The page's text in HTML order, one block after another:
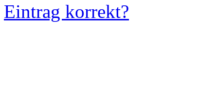
Eintrag korrekt?